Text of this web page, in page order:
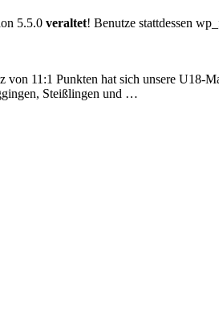
5.5.0 veraltet! Benutze stattdessen
11:1 Punkten hat sich unsere
Steißlingen und …